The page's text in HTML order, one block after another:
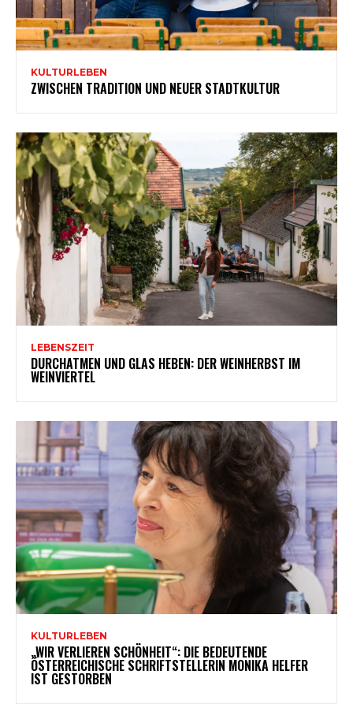
KULTURLEBEN
ZWISCHEN TRADITION UND NEUER STADTKULTUR
LEBENSZEIT
DURCHATMEN UND GLAS HEBEN: DER WEINHERBST IM
WEINVIERTEL
KULTURLEBEN
„WIR VERLIEREN SCHÖNHEIT“: DIE BEDEUTENDE
ÖSTERREICHISCHE SCHRIFTSTELLERIN MONIKA HELFER
IST GESTORBEN